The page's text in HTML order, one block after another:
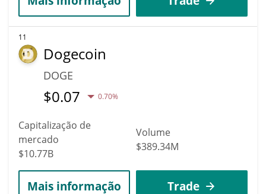
11
Dogecoin
DOGE
$0.07 0.70%
Capitalização de
mercado
$10.77B
Volume
$389.34M
Mais informação Trade